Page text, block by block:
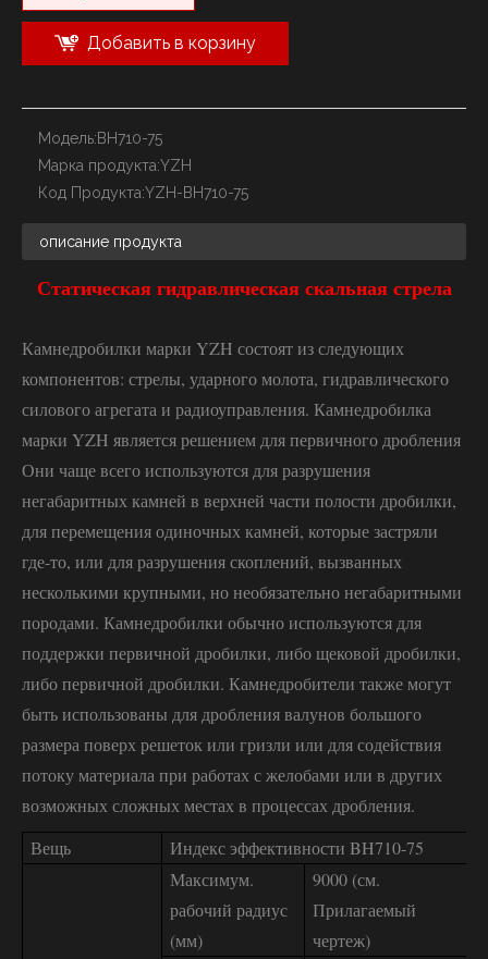
Добавить в корзину
Модель:BH710-75
Марка продукта:YZH
Код Продукта:YZH-BH710-75
описание продукта
Статическая гидравлическая скальная стрела
Камнедробилки марки YZH состоят из следующих
компонентов: стрелы, ударного молота, гидравлического
силового агрегата и радиоуправления. Камнедробилка
марки YZH является решением для первичного дробления
Они чаще всего используются для разрушения
негабаритных камней в верхней части полости дробилки,
для перемещения одиночных камней, которые застряли
где-то, или для разрушения скоплений, вызванных
несколькими крупными, но необязательно негабаритными
породами. Камнедробилки обычно используются для
поддержки первичной дробилки, либо щековой дробилки,
либо первичной дробилки. Камнедробители также могут
быть использованы для дробления валунов большого
размера поверх решеток или гризли или для содействия
потоку материала при работах с желобами или в других
возможных сложных местах в процессах дробления.
Вещь
Индекс эффективности BH710-75
Максимум.
рабочий радиус
(мм)
9000 (см.
Прилагаемый
чертеж)